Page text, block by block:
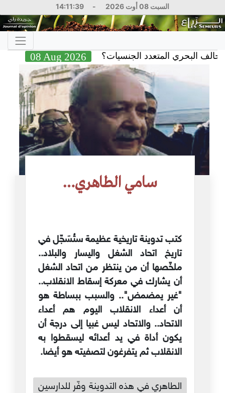
السبت 08 أوت 2026 -
14:11:39
08 Aug 2026 المتعدد الجنسيات؟
سامي الطاهري…
كتب تدوينة تاريخية عظيمة ستُسَجّل في
تاريخ اتحاد الشغل واليسار والبلاد..
ملخّصها أن من ينتظر من اتحاد الشغل
أن يشارك في معركة إسقاط الانقلاب..
"غير يمضمض".. والسبب ببساطة هو
أن أعداء الانقلاب اليوم هم أعداء
الاتحاد.. والاتحاد ليس غبيا إلى درجة أن
يكون أداة في يد أعدائه ليسقطوا به
الانقلاب ثم يتفرغون لتصفيته هو أيضا.
الطاهري في هذه التدوينة وفّر للدارسين